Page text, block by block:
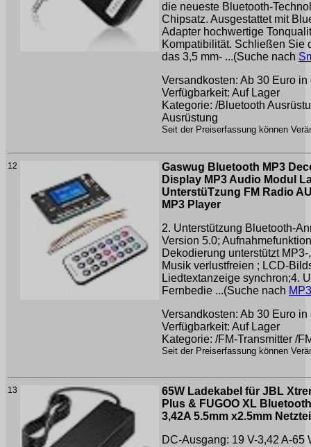
die neueste Bluetooth-
Chipsatz. Ausgestattet mit
Adapter hochwertige
Kompatibilität. Schließen Sie
das 3,5 mm- ...(Suche nach
Versandkosten: Ab 30 Euro
Verfügbarkeit: Auf Lager
Kategorie: /Bluetooth
Ausrüstung
Seit der Preiserfassung können
12
Gaswug Bluetooth MP3
Display MP3 Audio Modul
UnterstüTzung FM Radio
MP3 Player
2. Unterstützung Bluetooth-
Version 5.0;
Dekodierung unterstützt
Musik verlustfreien ; LCD-
Liedtextanzeige synchron;4.
Fernbedie ...(Suche nach
Versandkosten: Ab 30 Euro
Verfügbarkeit: Auf Lager
Kategorie: /FM-Transmitter /
Seit der Preiserfassung können
13
65W Ladekabel für JBL
Plus & FUGOO XL
3,42A 5.5mm x2.5mm
DC-Ausgang: 19 V-3,42 A-65